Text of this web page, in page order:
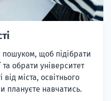
щоб підібрати
та обрати університет
міста, освітнього
плануєте навчатись.